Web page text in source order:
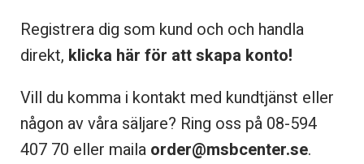
Registrera dig som kund och och handla
direkt, klicka här för att skapa konto!
Vill du komma i kontakt med kundtjänst eller
någon av våra säljare? Ring oss på 08-594
407 70 eller maila order@msbcenter.se.